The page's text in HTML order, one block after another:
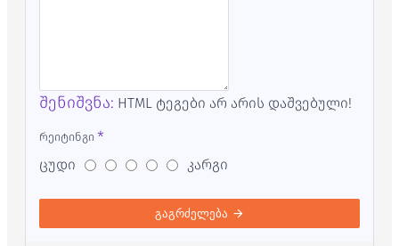
შენიშვნა: HTML ტეგები არ არის დაშვებული!
რეიტინგი
ცუდი კარგი
გაგრძელება